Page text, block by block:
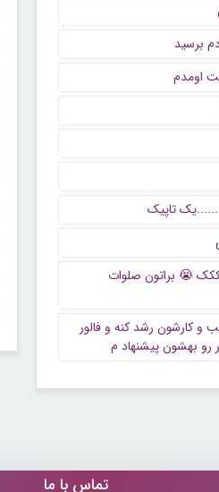
برسید
اومدم
تاپیک
😭 براتون صلوات
کارشون رشد کنه و فالور
رو بهشون پیشنهاد م
تماس با ما